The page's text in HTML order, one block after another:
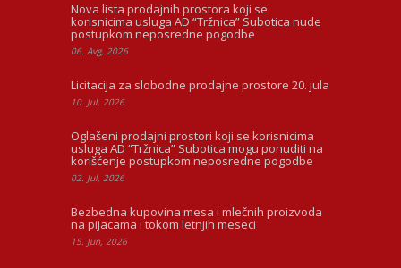
Nova lista prodajnih prostora koji se
korisnicima usluga AD “Tržnica” Subotica nude
postupkom neposredne pogodbe
06. Avg, 2026
Licitacija za slobodne prodajne prostore 20. jula
10. Jul, 2026
Oglašeni prodajni prostori koji se korisnicima
usluga AD “Tržnica” Subotica mogu ponuditi na
korišćenje postupkom neposredne pogodbe
02. Jul, 2026
Bezbedna kupovina mesa i mlečnih proizvoda
na pijacama i tokom letnjih meseci
15. Jun, 2026